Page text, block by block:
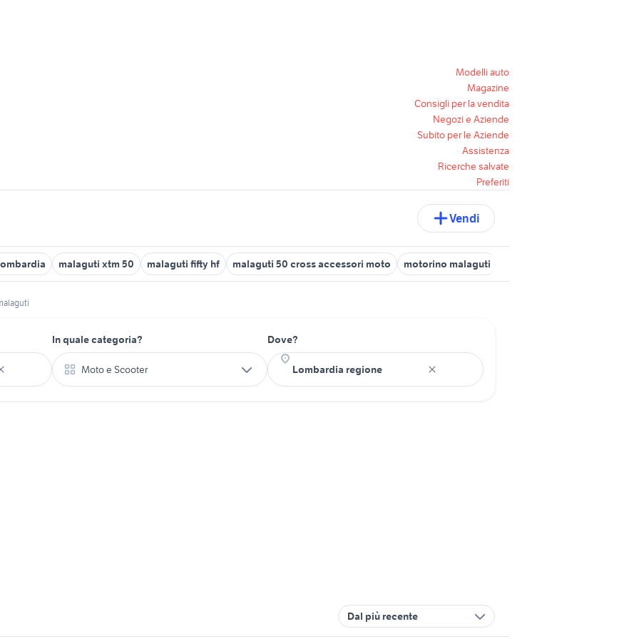
Modelli auto
Magazine
Consigli per la vendita
Negozi e Aziende
Subito per le Aziende
Assistenza
Ricerche salvate
Preferiti
Vendi
malaguti xtm 50 malaguti fifty hf malaguti 50 cross accessori moto motorino malaguti
In quale categoria?
Moto e Scooter
Dove?
Dal più recente